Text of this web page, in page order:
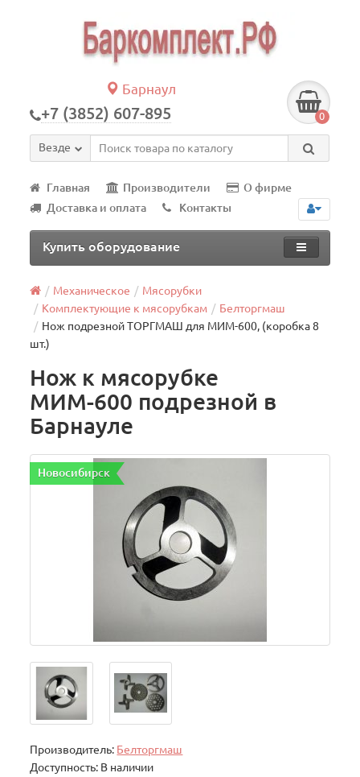
Барнаул
+7 (3852) 607-895 0
Везде
Главная Производители
О фирме
Доставка и оплата
Контакты
Купить оборудование
Механическое
Мясорубки
Комплектующие к мясорубкам
Белторгмаш
Нож подрезной ТОРГМАШ для МИМ-600, (коробка 8
шт.)
Нож к мясорубке
МИМ-600 подрезной в
Барнауле
Новосибирск
Производитель: Белторгмаш
Доступность: В наличии